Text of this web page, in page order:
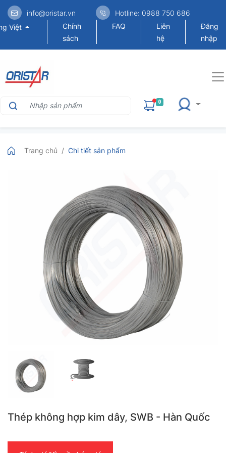
info@oristar.vn
Hotline: 0988 750 686
Việt
Chính
sách
FAQ
Liên
hệ
Đăng
nhập
0
Trang chủ Chi tiết sản phẩm
Thép không hợp kim dây, SWB - Hàn Quốc